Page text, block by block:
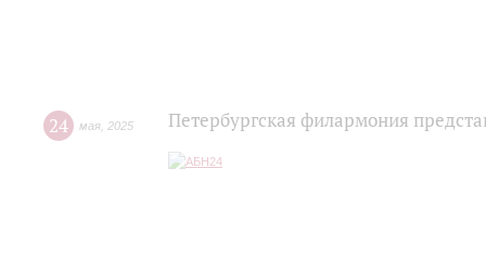
24 мая 2025 Петербургская филармония